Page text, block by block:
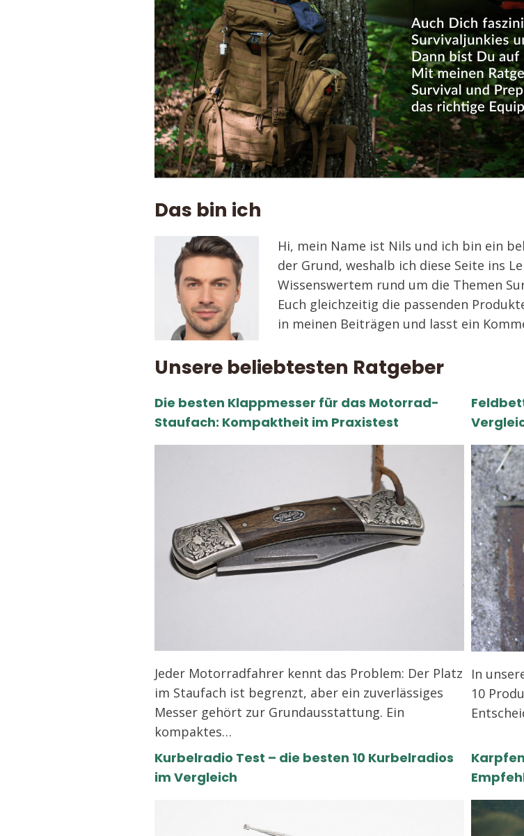
Das bin ich
Hi, mein Name ist Nils und ich bin ein
der Grund, weshalb ich diese Seite ins
Wissenswertem rund um die Themen
Euch gleichzeitig die passenden
in meinen Beiträgen und lasst ein
Unsere beliebtesten Ratgeber
Die besten Klappmesser für das Motorrad-
Staufach: Kompaktheit im Praxistest
Jeder Motorradfahrer kennt das Problem: Der Platz
im Staufach ist begrenzt, aber ein zuverlässiges
Messer gehört zur Grundausstattung. Ein
kompaktes…
In
10
Kurbelradio Test – die besten 10 Kurbelradios
im Vergleich